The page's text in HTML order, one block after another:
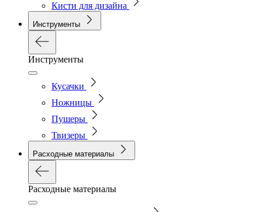
Кисти для дизайна
Инструменты
Инструменты
Кусачки
Ножницы
Пушеры
Твизеры
Расходные материалы
Расходные материалы